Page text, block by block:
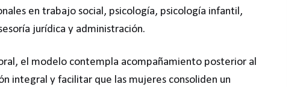
en trabajo social, psicología, psicología infantil,
jurídica y administración.
el modelo contempla acompañamiento posterior al
integral y facilitar que las mujeres consoliden un